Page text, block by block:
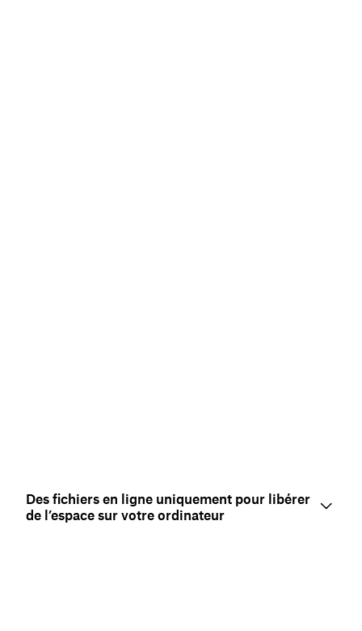
Des fichiers en ligne uniquement pour libérer
de l’espace sur votre ordinateur